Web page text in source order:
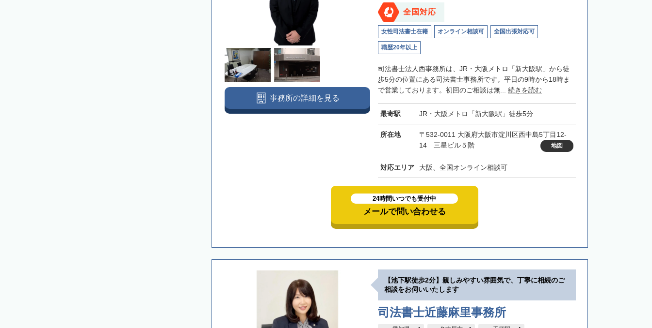
全国対応
女性司法書士在籍 オンライン相談可 全国出張対応可
職歴20年以上
司法書士法人西事務所は、JR・大阪メトロ「新大阪駅」から徒
歩5分の位置にある司法書士事務所です。平日の9時から18時ま
で営業しております。初回のご相談は無... 続きを読む
最寄駅 JR・大阪メトロ「新大阪駅」徒歩5分
所在地
〒532-0011 大阪府大阪市淀川区西中島5丁目12-
14 三星ビル５階
地図
対応エリア 大阪、全国オンライン相談可
事務所の詳細を見る
24時間いつでも受付中
メールで問い合わせる
【池下駅徒歩2分】親しみやすい雰囲気で、丁寧に相続のご
相談をお伺いいたします
司法書士近藤麻里事務所